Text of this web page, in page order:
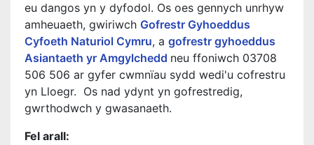
eu dangos yn y dyfodol. Os oes gennych unrhyw
amheuaeth, gwiriwch Gofrestr Gyhoeddus
Cyfoeth Naturiol Cymru, a gofrestr gyhoeddus
Asiantaeth yr Amgylchedd neu ffoniwch 03708
506 506 ar gyfer cwmnïau sydd wedi'u cofrestru
yn Lloegr. Os nad ydynt yn gofrestredig,
gwrthodwch y gwasanaeth.
Fel arall: